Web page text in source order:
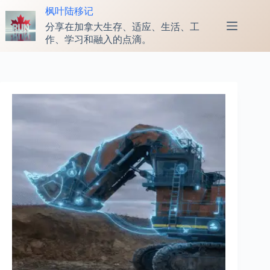
内
容
枫叶陆移记
分享在加拿大生存、适应、生活、工
作、学习和融入的点滴。